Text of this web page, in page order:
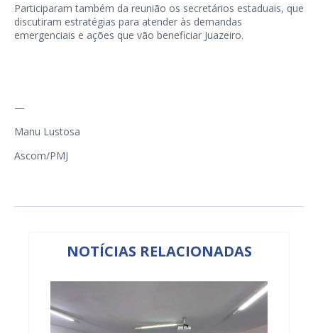
Participaram também da reunião os secretários estaduais, que
discutiram estratégias para atender às demandas
emergenciais e ações que vão beneficiar Juazeiro.
—
Manu Lustosa
Ascom/PMJ
NOTÍCIAS RELACIONADAS